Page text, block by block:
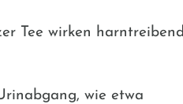
Tee wirken harntreibend
wie etwa